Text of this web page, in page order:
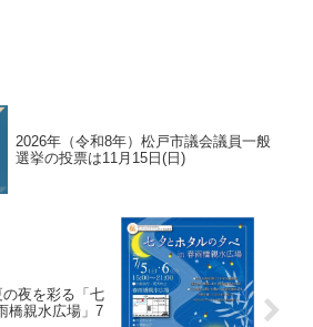
2026年（令和8年）松戸市議会議員一般
選挙の投票は11月15日(日)
の夜を彩る「七
橋親水広場」7